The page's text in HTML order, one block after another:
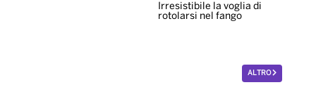
Irresistibile la voglia di
rotolarsi nel fango
ALTRO